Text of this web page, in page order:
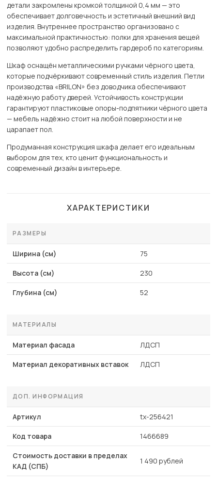
детали закромлены кромкой толщиной 0,4 мм — это
обеспечивает долговечность и эстетичный внешний вид
изделия. Внутреннее пространство организовано с
максимальной практичностью: полки для хранения вещей
позволяют удобно распределить гардероб по категориям.
Шкаф оснащён металлическими ручками чёрного цвета,
которые подчёркивают современный стиль изделия. Петли
производства «BRILON» без доводчика обеспечивают
надёжную работу дверей. Устойчивость конструкции
гарантируют пластиковые опоры-подпятники чёрного цвета
— мебель надёжно стоит на любой поверхности и не
царапает пол.
Продуманная конструкция шкафа делает его идеальным
выбором для тех, кто ценит функциональность и
современный дизайн в интерьере.
ХАРАКТЕРИСТИКИ
РАЗМЕРЫ
Ширина (см) 75
Высота (см) 230
Глубина (см) 52
МАТЕРИАЛЫ
Материал фасада ЛДСП
Материал декоративных вставок ЛДСП
ДОП. ИНФОРМАЦИЯ
Артикул tx-256421
Код товара 1466689
Стоимость доставки в пределах
КАД (СПБ)
1 490 рублей